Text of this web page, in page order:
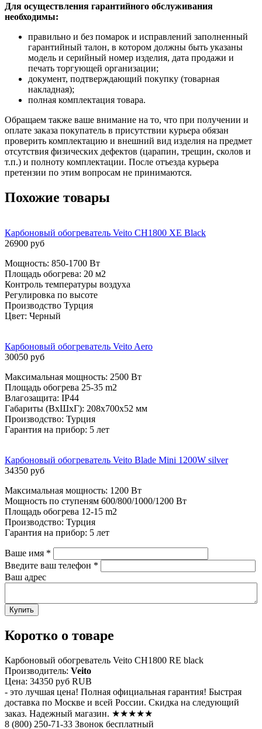
Для осуществления гарантийного обслуживания
необходимы:
правильно и без помарок и исправлений заполненный
гарантийный талон, в котором должны быть указаны
модель и серийный номер изделия, дата продажи и
печать торгующей организации;
документ, подтверждающий покупку (товарная
накладная);
полная комплектация товара.
Обращаем также ваше внимание на то, что при получении и
оплате заказа покупатель в присутствии курьера обязан
проверить комплектацию и внешний вид изделия на предмет
отсутствия физических дефектов (царапин, трещин, сколов и
т.п.) и полноту комплектации. После отъезда курьера
претензии по этим вопросам не принимаются.
Похожие товары
Карбоновый обогреватель Veito CH1800 XE Black
26900 руб
Мощность: 850-1700 Вт
Площадь обогрева: 20 м2
Контроль температуры воздуха
Регулировка по высоте
Производство Турция
Цвет: Черный
Карбоновый обогреватель Veito Aero
30050 руб
Максимальная мощность: 2500 Вт
Площадь обогрева 25-35 m2
Влагозащита: IP44
Габариты (ВxШxГ): 208x700x52 мм
Производство: Турция
Гарантия на прибор: 5 лет
Карбоновый обогреватель Veito Blade Mini 1200W silver
34350 руб
Максимальная мощность: 1200 Вт
Мощность по ступеням 600/800/1000/1200 Вт
Площадь обогрева 12-15 m2
Производство: Турция
Гарантия на прибор: 5 лет
Ваше имя *
Введите ваш телефон *
Ваш адрес
Коротко о товаре
Карбоновый обогреватель Veito CH1800 RE black
Производитель: Veito
Цена: 34350 руб RUB
- это лучшая цена! Полная официальная гарантия! Быстрая
доставка по Москве и всей России. Скидка на следующий
заказ. Надежный магазин. ★★★★★
8 (800) 250-71-33 Звонок бесплатный